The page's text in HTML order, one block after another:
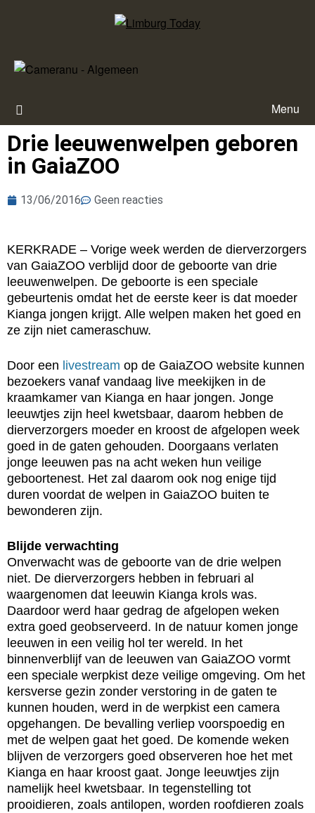
Menu
Drie leeuwenwelpen geboren
in GaiaZOO
13/06/2016 Geen reacties
KERKRADE – Vorige week werden de dierverzorgers
van GaiaZOO verblijd door de geboorte van drie
leeuwenwelpen. De geboorte is een speciale
gebeurtenis omdat het de eerste keer is dat moeder
Kianga jongen krijgt. Alle welpen maken het goed en
ze zijn niet cameraschuw.
Door een livestream op de GaiaZOO website kunnen
bezoekers vanaf vandaag live meekijken in de
kraamkamer van Kianga en haar jongen. Jonge
leeuwtjes zijn heel kwetsbaar, daarom hebben de
dierverzorgers moeder en kroost de afgelopen week
goed in de gaten gehouden. Doorgaans verlaten
jonge leeuwen pas na acht weken hun veilige
geboortenest. Het zal daarom ook nog enige tijd
duren voordat de welpen in GaiaZOO buiten te
bewonderen zijn.
Blijde verwachting
Onverwacht was de geboorte van de drie welpen
niet. De dierverzorgers hebben in februari al
waargenomen dat leeuwin Kianga krols was.
Daardoor werd haar gedrag de afgelopen weken
extra goed geobserveerd. In de natuur komen jonge
leeuwen in een veilig hol ter wereld. In het
binnenverblijf van de leeuwen van GaiaZOO vormt
een speciale werpkist deze veilige omgeving. Om het
kersverse gezin zonder verstoring in de gaten te
kunnen houden, werd in de werpkist een camera
opgehangen. De bevalling verliep voorspoedig en
met de welpen gaat het goed. De komende weken
blijven de verzorgers goed observeren hoe het met
Kianga en haar kroost gaat. Jonge leeuwtjes zijn
namelijk heel kwetsbaar. In tegenstelling tot
prooidieren, zoals antilopen, worden roofdieren zoals